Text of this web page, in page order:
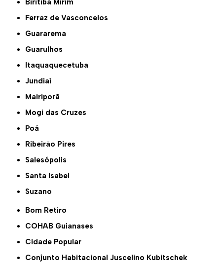
Biritiba Mirim
Ferraz de Vasconcelos
Guararema
Guarulhos
Itaquaquecetuba
Jundiaí
Mairiporã
Mogi das Cruzes
Poá
Ribeirão Pires
Salesópolis
Santa Isabel
Suzano
Bom Retiro
COHAB Guianases
Cidade Popular
Conjunto Habitacional Juscelino Kubitschek